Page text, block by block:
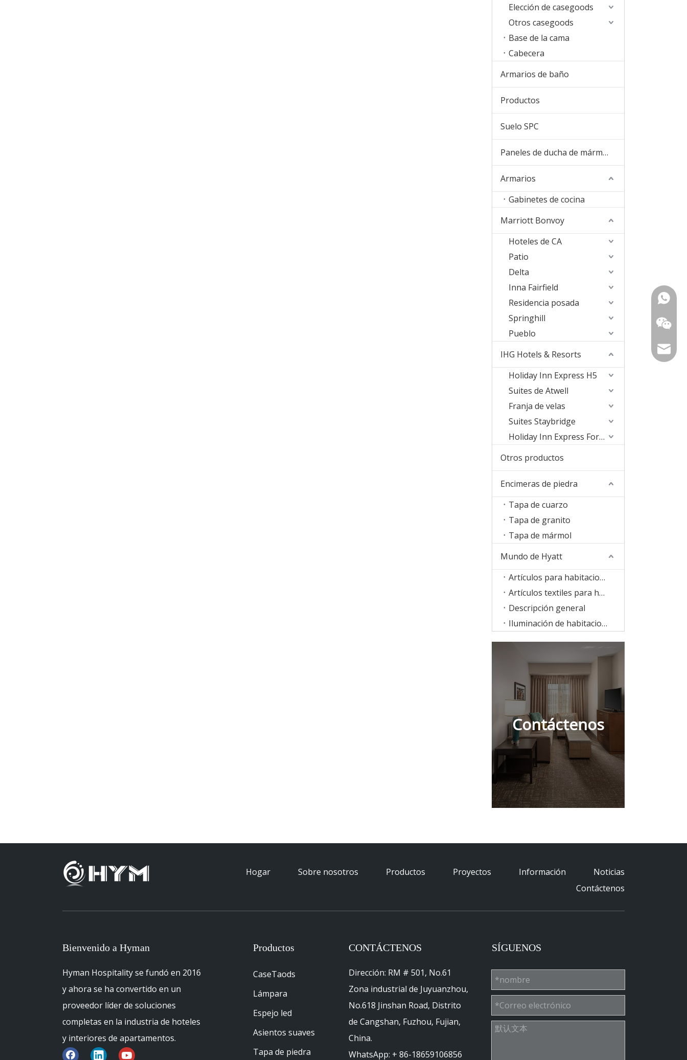
Elección de casegoods
Otros casegoods
Base de la cama
Cabecera
Armarios de baño
Productos
Suelo SPC
Paneles de ducha de mármol de cultura
Armarios
Gabinetes de cocina
Marriott Bonvoy
Hoteles de CA
Patio
Delta
Inna Fairfield
Residencia posada
Springhill
Pueblo
IHG Hotels & Resorts
Holiday Inn Express H5
Suites de Atwell
Franja de velas
Suites Staybridge
Holiday Inn Express Formula Blue2.0
Otros productos
Encimeras de piedra
Tapa de cuarzo
Tapa de granito
Tapa de mármol
Mundo de Hyatt
Artículos para habitaciones
Artículos textiles para habitaciones
Descripción general
Iluminación de habitaciones
Contáctenos
Hogar Sobre nosotros Productos Proyectos Información
Noticias
Contáctenos
Bienvenido a Hyman
Hyman Hospitality se fundó en 2016
y ahora se ha convertido en un
proveedor líder de soluciones
completas en la industria de hoteles
y interiores de apartamentos.
Productos
CaseTaods
Lámpara
Espejo led
Asientos suaves
Tapa de piedra
CONTÁCTENOS
Dirección: RM # 501, No.61
Zona industrial de Juyuanzhou,
No.618 Jinshan Road, Distrito
de Cangshan, Fuzhou, Fujian,
China.
WhatsApp: + 86-18659106856
SÍGUENOS
+ 86-